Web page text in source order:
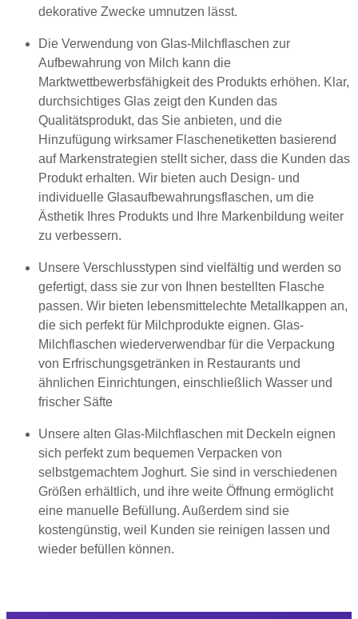
dekorative Zwecke umnutzen lässt.
Die Verwendung von Glas-Milchflaschen zur
Aufbewahrung von Milch kann die
Marktwettbewerbsfähigkeit des Produkts erhöhen. Klar,
durchsichtiges Glas zeigt den Kunden das
Qualitätsprodukt, das Sie anbieten, und die
Hinzufügung wirksamer Flaschenetiketten basierend
auf Markenstrategien stellt sicher, dass die Kunden das
Produkt erhalten. Wir bieten auch Design- und
individuelle Glasaufbewahrungsflaschen, um die
Ästhetik Ihres Produkts und Ihre Markenbildung weiter
zu verbessern.
Unsere Verschlusstypen sind vielfältig und werden so
gefertigt, dass sie zur von Ihnen bestellten Flasche
passen. Wir bieten lebensmittelechte Metallkappen an,
die sich perfekt für Milchprodukte eignen. Glas-
Milchflaschen wiederverwendbar für die Verpackung
von Erfrischungsgetränken in Restaurants und
ähnlichen Einrichtungen, einschließlich Wasser und
frischer Säfte
Unsere alten Glas-Milchflaschen mit Deckeln eignen
sich perfekt zum bequemen Verpacken von
selbstgemachtem Joghurt. Sie sind in verschiedenen
Größen erhältlich, und ihre weite Öffnung ermöglicht
eine manuelle Befüllung. Außerdem sind sie
kostengünstig, weil Kunden sie reinigen lassen und
wieder befüllen können.